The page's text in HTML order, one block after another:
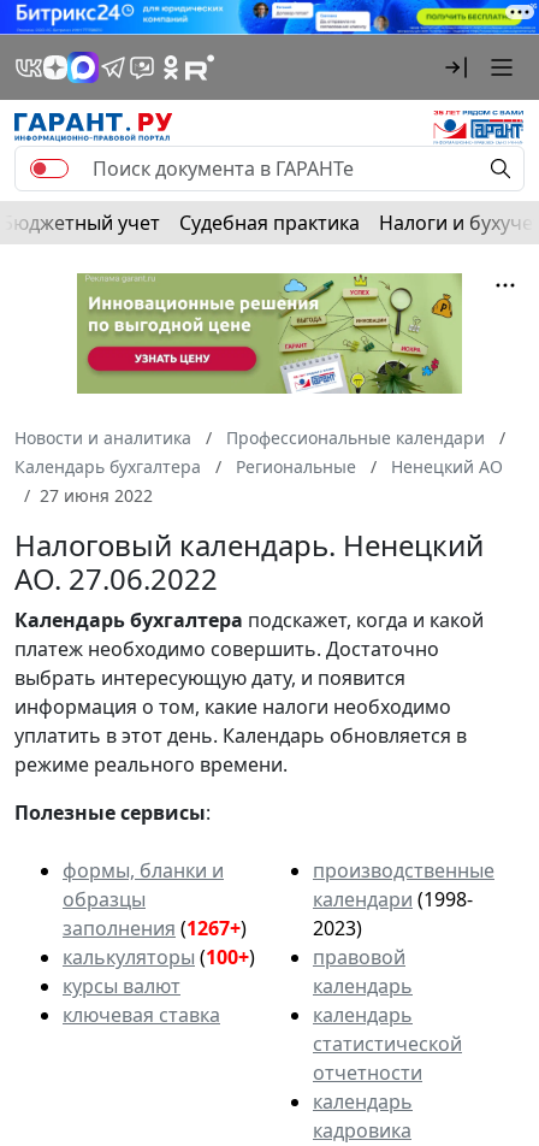
Бюджетный учет Судебная практика Налоги и
Новости и аналитика
Профессиональные календари
Календарь бухгалтера
Региональные
Ненецкий АО
27 июня 2022
Налоговый календарь. Ненецкий
АО. 27.06.2022
Календарьбухгалтера подскажет, когда и какой
платеж необходимо совершить. Достаточно
выбрать интересующую дату, и появится
информация о том, какие налоги необходимо
уплатить в этот день. Календарь обновляется в
режиме реального времени.
Полезные сервисы:
формы, бланки и
образцы
заполнения (1267+)
калькуляторы (100+)
курсы валют
ключевая ставка
производственные
календари (1998-
2023)
правовой
календарь
календарь
статистической
отчетности
календарь
кадровика